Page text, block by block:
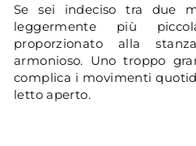
Se sei indeciso tra due
leggermente più
proporzionato alla
armonioso. Uno troppo
complica i movimenti
letto aperto.